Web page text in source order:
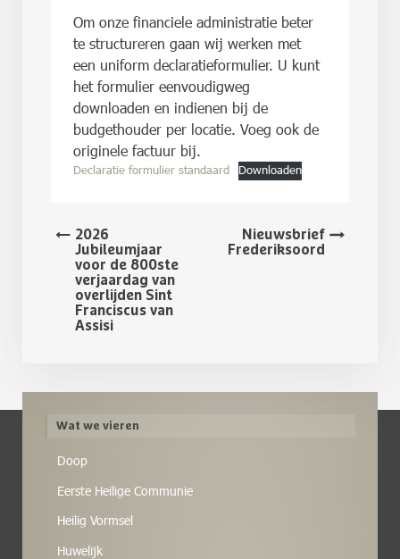
Om onze financiele administratie beter
te structureren gaan wij werken met
een uniform declaratieformulier. U kunt
het formulier eenvoudigweg
downloaden en indienen bij de
budgethouder per locatie. Voeg ook de
originele factuur bij.
Declaratie formulier standaard Downloaden
2026
Jubileumjaar
voor de 800ste
verjaardag van
overlijden Sint
Franciscus van
Assisi
Nieuwsbrief
Frederiksoord
Wat we vieren
Doop
Eerste Heilige Communie
Heilig Vormsel
Huwelijk